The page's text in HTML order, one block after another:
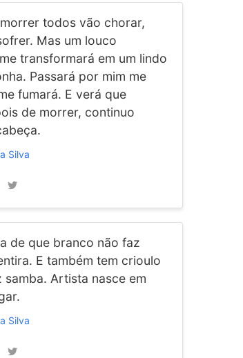
todos vão chorar,
Mas um louco
transformará em um lindo
Passará por mim me
fumará. E verá que
de morrer, continuo
Silva
de que branco não faz
E também tem crioulo
samba. Artista nasce em
Silva